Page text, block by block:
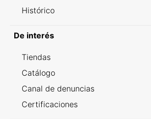
Histórico
De interés
Tiendas
Catálogo
Canal de denuncias
Certificaciones